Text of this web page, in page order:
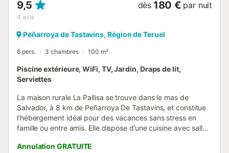
9,5
4 avis
dès 180 € par nuit
Peñarroya de Tastavins, Région de Teruel
6 pers. 3 chambres 100 m²
Piscine extérieure, WiFi, TV, Jardin, Draps de lit,
Serviettes
La maison rurale La Pallisa se trouve dans le mas de
Salvador, à 8 km de Peñarroya De Tastavins, et constitue
l’hébergement idéal pour des vacances sans stress en
famille ou entre amis. Elle dispose d’une cuisine avec salle
d’un WC supplémentaire, accueillant jusqu’à 6 personnes.
Annulation GRATUITE